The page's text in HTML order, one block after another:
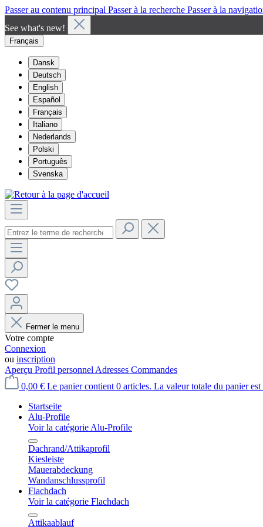
Passer au contenu principal Passer à la recherche Passer à la
See what's new!
Français
Dansk
Deutsch
English
Español
Français
Italiano
Nederlands
Polski
Português
Svenska
Fermer le menu
Votre compte
Connexion
ou inscription
Aperçu Profil personnel Adresses Commandes
0,00 € Le panier contient 0 articles. La valeur totale du panier est
Startseite
Alu-Profile
Voir la catégorie Alu-Profile
Dachrand/Attikaprofil
Kiesleiste
Mauerabdeckung
Wandanschlussprofil
Flachdach
Voir la catégorie Flachdach
Attikaablauf